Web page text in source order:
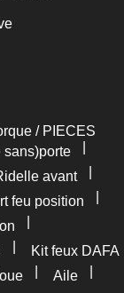
/ PIECES
sans)porte
avant
feu position
Kit feux DAFA
Aile